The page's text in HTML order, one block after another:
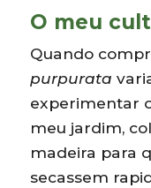
O meu
Quando
purpurata
experimentar
meu jardim,
madeira para
secassem